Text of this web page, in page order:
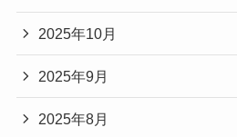
2025年10月
2025年9月
2025年8月